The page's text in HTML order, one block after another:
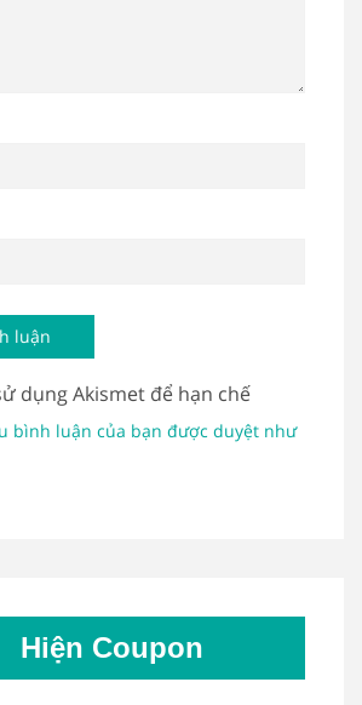
dụng Akismet để hạn chế
bình luận của bạn được duyệt như
Hiện Coupon